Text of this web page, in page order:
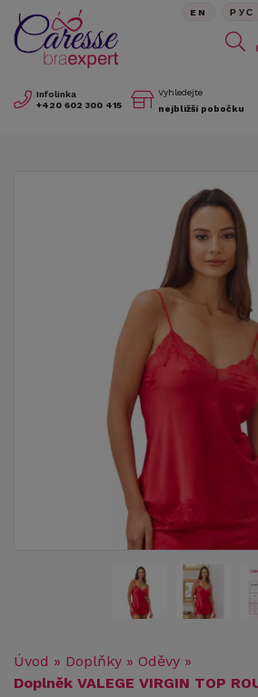
Infolinka
+420 602 300 415
Vyhledejte
nejbližší pobočku
EN РУС
Úvod » Doplňky » Oděvy »
Doplněk VALEGE VIRGIN TOP